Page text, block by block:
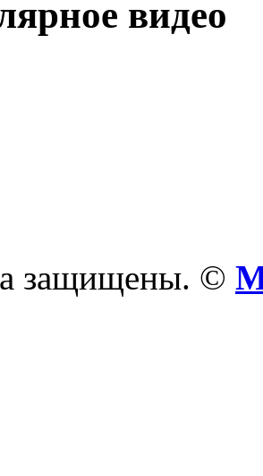
видео
защищены. ©